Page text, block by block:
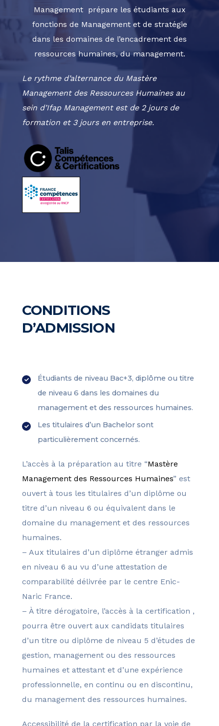
Management prépare les étudiants aux
fonctions de Management et de stratégie
dans les domaines de l’encadrement des
ressources humaines, du management.
Le rythme d’alternance du Mastère
Management des Ressources Humaines au
sein d’Ifap Management est de 2 jours de
formation et 3 jours en entreprise.
CONDITIONS
D’ADMISSION
Étudiants de niveau Bac+3, diplôme ou titre
de niveau 6 dans les domaines du
management et des ressources humaines.
Les titulaires d’un Bachelor sont
particulièrement concernés.
L’accès à la préparation au titre “Mastère
Management des Ressources Humaines” est
ouvert à tous les titulaires d’un diplôme ou
titre d’un niveau 6 ou équivalent dans le
domaine du management et des ressources
humaines.
– Aux titulaires d’un diplôme étranger admis
en niveau 6 au vu d’une attestation de
comparabilité délivrée par le centre Enic-
Naric France.
– À titre dérogatoire, l’accès à la certification ,
pourra être ouvert aux candidats titulaires
d’un titre ou diplôme de niveau 5 d’études de
gestion, management ou des ressources
humaines et attestant et d’une expérience
professionnelle, en continu ou en discontinu,
du management des ressources humaines.
Accessibilité de la certification par la voie de